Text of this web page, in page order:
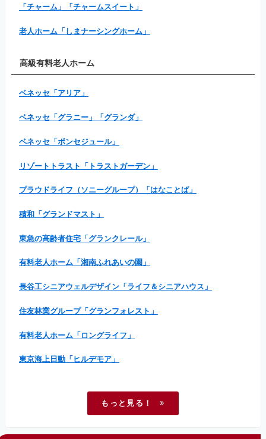
「チャーム」「チャームスイート」
老人ホーム「しまナーシングホーム」
高級有料老人ホーム
ベネッセ「アリア」
ベネッセ「グラニー」「グランダ」
ベネッセ「ボンセジュール」
リゾートトラスト「トラストガーデン」
プラウドライフ（ソニーグループ）「はなことば」
積和「グランドマスト」
東急の高齢者住宅「グランクレール」
有料老人ホーム「湘南ふれあいの園」
長谷工シニアウェルデザイン「ライフ＆シニアハウス」
住友林業グループ「グランフォレスト」
有料老人ホーム「ロングライフ」
東京海上日動「ヒルデモア」
もっと見る！